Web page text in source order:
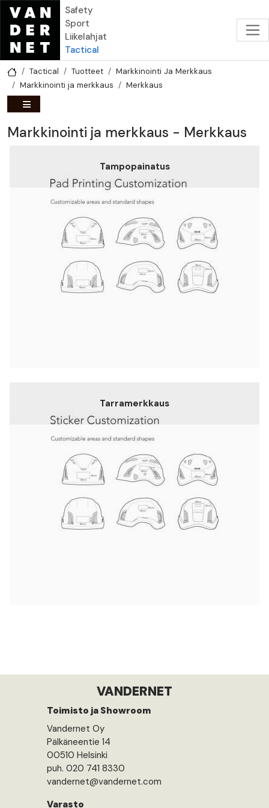
Hyppää pääsisältöön
Safety
Sport
Liikelahjat
Tactical
Tactical Tuotteet
Markkinointi Ja Merkkaus
Markkinointi ja merkkaus
Merkkaus
Markkinointi ja merkkaus - Merkkaus
Tampopainatus
Tarramerkkaus
VANDERNET
Toimisto ja Showroom
Vandernet Oy
Pälkäneentie 14
00510 Helsinki
puh. 020 741 8330
vandernet@vandernet.com
Varasto